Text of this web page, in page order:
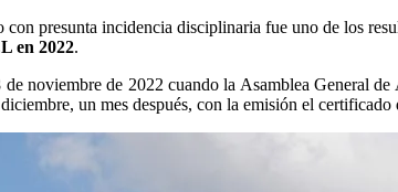
presunta incidencia disciplinaria fue uno de los
en 2022.
noviembre de 2022 cuando la Asamblea General de
un mes después, con la emisión el